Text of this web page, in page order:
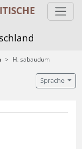
H. sabaudum
Sprache